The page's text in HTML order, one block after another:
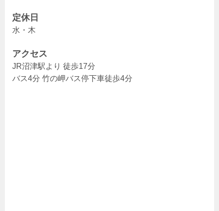
定休日
水・木
アクセス
JR沼津駅より 徒歩17分
バス4分 竹の岬バス停下車徒歩4分